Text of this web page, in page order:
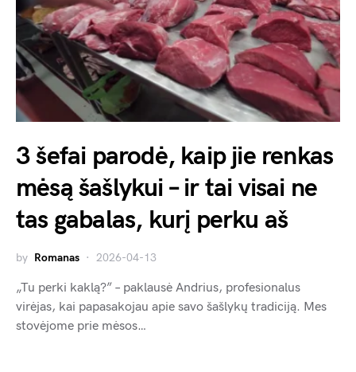
3 šefai parodė, kaip jie renkas
mėsą šašlykui – ir tai visai ne
tas gabalas, kurį perku aš
by Romanas 2026-04-13
„Tu perki kaklą?” – paklausė Andrius, profesionalus
virėjas, kai papasakojau apie savo šašlykų tradiciją. Mes
stovėjome prie mėsos…